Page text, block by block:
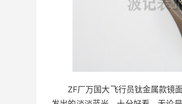
ZF厂万国大飞行员钛金属款镜